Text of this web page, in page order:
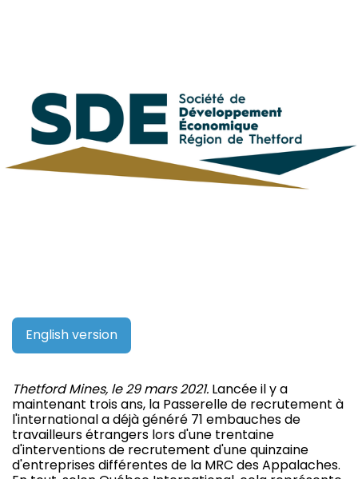
English version
Thetford Mines, le 29 mars 2021. Lancée il y a
maintenant trois ans, la Passerelle de recrutement à
l'international a déjà généré 71 embauches de
travailleurs étrangers lors d'une trentaine
d'interventions de recrutement d'une quinzaine
d'entreprises différentes de la MRC des Appalaches.